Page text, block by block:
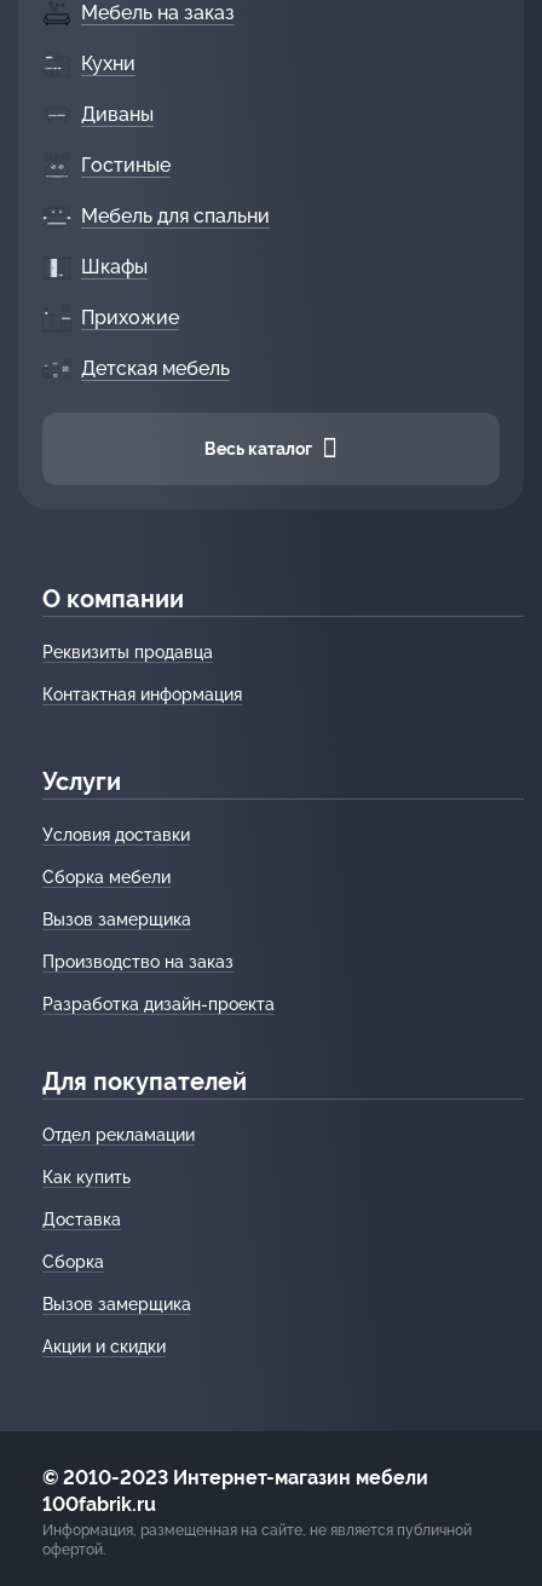
Мебель на заказ
Кухни
Диваны
Гостиные
Мебель для спальни
Шкафы
Прихожие
Детская мебель
Весь каталог
О компании
Реквизиты продавца
Контактная информация
Услуги
Условия доставки
Сборка мебели
Вызов замерщика
Производство на заказ
Разработка дизайн-проекта
Для покупателей
Отдел рекламации
Как купить
Доставка
Сборка
Вызов замерщика
Акции и скидки
© 2010-2023 Интернет-магазин мебели
100fabrik.ru
Информация, размещенная на сайте, не является публичной
офертой.